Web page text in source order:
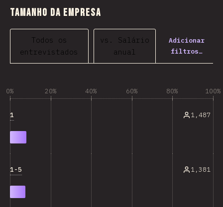
Tamanho da empresa
Todos os
entrevistados
vs. Salário
anual
Adicionar
filtros…
0% 20% 40% 60% 80% 100%
1 1,487
1-5 1,381